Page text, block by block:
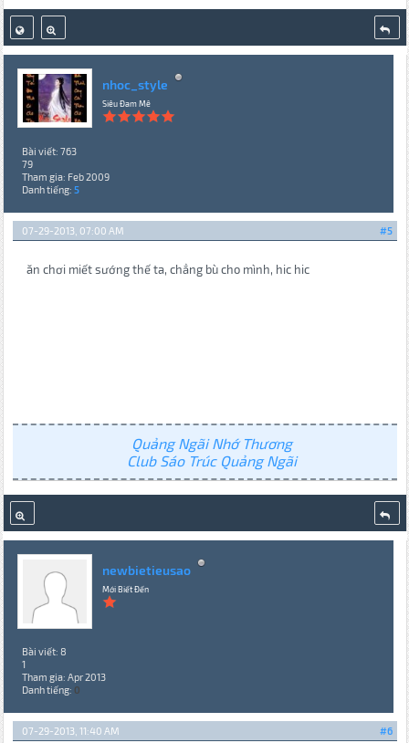
nhoc_style
Siêu Đam Mê
Bài viết: 763
79
Tham gia: Feb 2009
Danh tiếng: 5
#5
07-29-2013, 07:00 AM
ăn chơi miết sướng thế ta, chẳng bù cho mình, hic hic
Quảng Ngãi Nhớ Thương
Club Sáo Trúc Quảng Ngãi
newbietieusao
Mới Biết Đến
Bài viết: 8
1
Tham gia: Apr 2013
Danh tiếng: 0
#6
07-29-2013, 11:40 AM